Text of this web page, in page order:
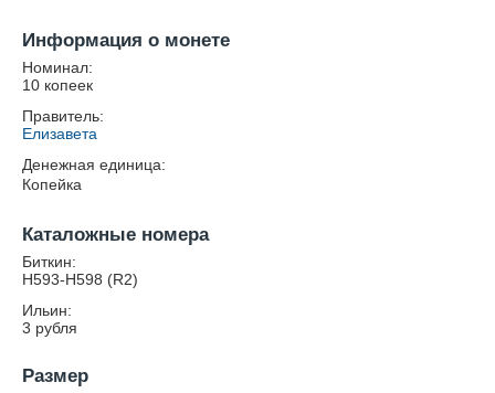
Информация о монете
Номинал:
10 копеек
Правитель:
Елизавета
Денежная единица:
Копейка
Каталожные номера
Биткин:
Н593-Н598 (R2)
Ильин:
3 рубля
Размер